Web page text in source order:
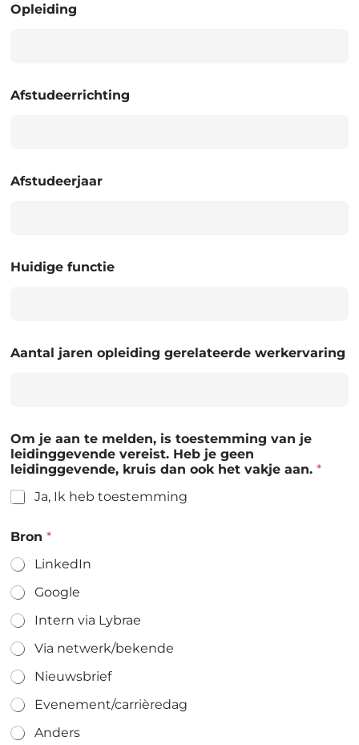
Opleiding
Afstudeerrichting
Afstudeerjaar
Huidige functie
Aantal jaren opleiding gerelateerde werkervaring
Om je aan te melden, is toestemming van je
leidinggevende vereist. Heb je geen
leidinggevende, kruis dan ook het vakje aan. *
Ja, Ik heb toestemming
Bron *
LinkedIn
Google
Intern via Lybrae
Via netwerk/bekende
Nieuwsbrief
Evenement/carrièredag
Anders